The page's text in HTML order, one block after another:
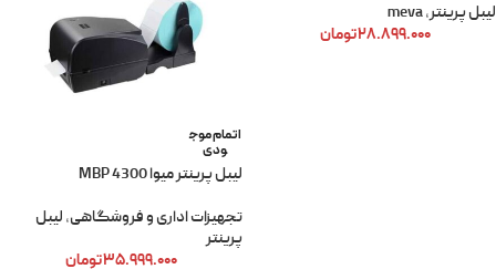
لیبل پرینتر,
meva
۲۸.۸۹۹.۰۰۰تومان
اتمام موج
ودی
لیبل پرینتر میوا MBP 4300
تجهیزات اداری و فروشگاهی, لیبل
پرینتر
۳۵.۹۹۹.۰۰۰تومان